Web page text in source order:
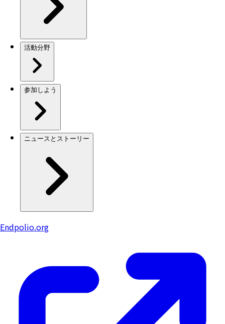
活動分野
参加しよう
ニュースとストーリー
Endpolio.org